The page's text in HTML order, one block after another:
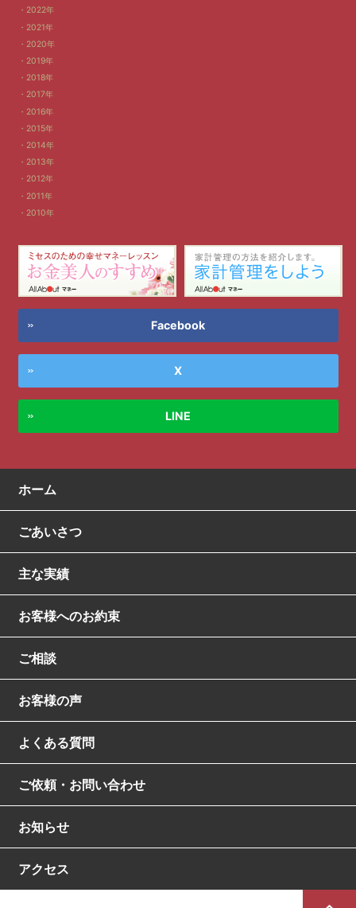
2022年
2021年
2020年
2019年
2018年
2017年
2016年
2015年
2014年
2013年
2012年
2011年
2010年
Facebook
X
LINE
ホーム
ごあいさつ
主な実績
お客様へのお約束
ご相談
お客様の声
よくある質問
ご依頼・お問い合わせ
お知らせ
アクセス